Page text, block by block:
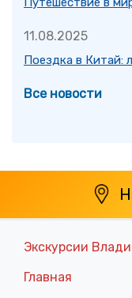
11.08.2025
Поездка в Китай:
Все новости
Экскурсии
Главная